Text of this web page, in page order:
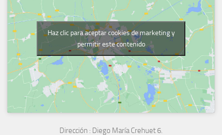
Haz clic para aceptar cookies de marketing y
permitir este contenido
Dirección : Diego María Crehuet 6.